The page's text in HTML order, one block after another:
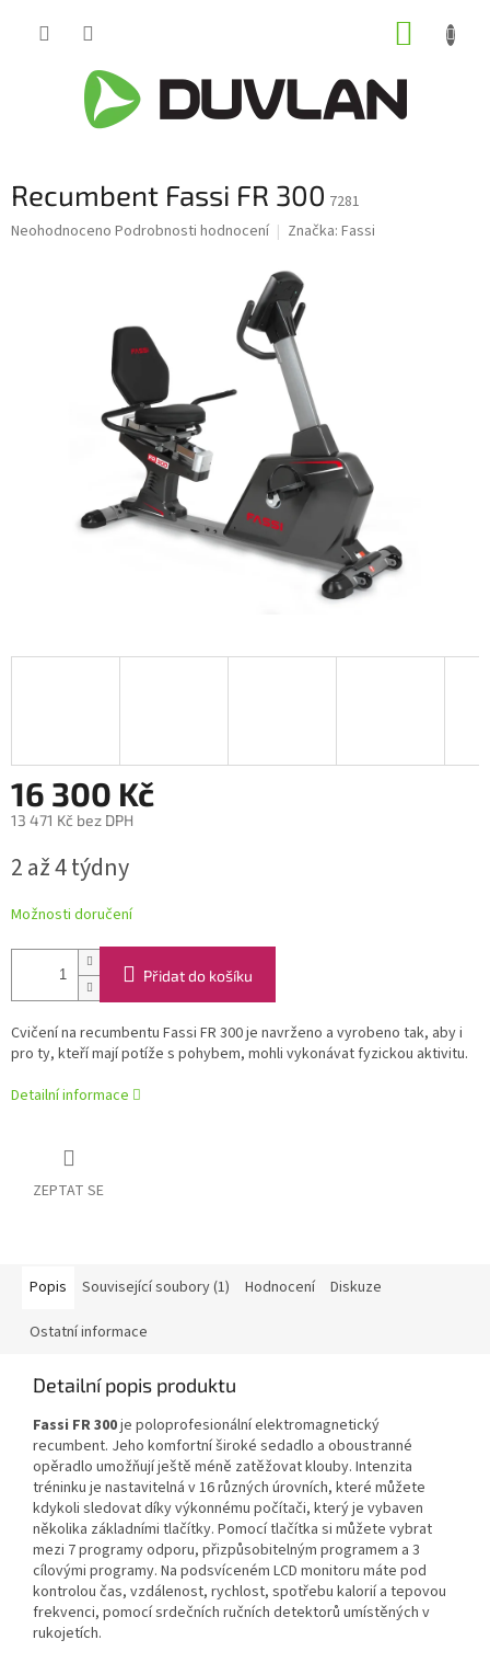
Recumbent Fassi FR 300 7281
Průměrné
Neohodnoceno Podrobnosti hodnocení Značka: Fassi
16 300 Kč
13 471 Kč bez DPH
cena:
2 až 4 týdny
Možnosti doručení
Přidat do košíku
Cvičení na recumbentu Fassi FR 300 je navrženo a vyrobeno tak, aby i
pro ty, kteří mají potíže s pohybem, mohli vykonávat fyzickou aktivitu.
Detailní informace
ZEPTAT SE
Popis Související soubory (1) Hodnocení Diskuze
Ostatní informace
Detailní popis produktu
Fassi FR 300je poloprofesionální elektromagnetický
recumbent. Jeho komfortní široké sedadlo a oboustranné
opěradlo umožňují ještě méně zatěžovat klouby. Intenzita
tréninku je nastavitelná v 16 různých úrovních, které můžete
kdykoli sledovat díky výkonnému počítači, který je vybaven
několika základními tlačítky. Pomocí tlačítka si můžete vybrat
mezi 7 programy odporu, přizpůsobitelným programem a 3
cílovými programy. Na podsvíceném LCD monitoru máte pod
kontrolou čas, vzdálenost, rychlost, spotřebu kalorií a tepovou
frekvenci, pomocí srdečních ručních detektorů umístěných v
rukojetích.